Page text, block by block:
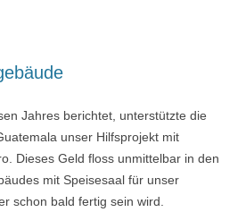
Jahres berichtet, unterstützte die
unser Hilfsprojekt mit
Dieses Geld floss unmittelbar in den
mit Speisesaal für unser
schon bald fertig sein wird.